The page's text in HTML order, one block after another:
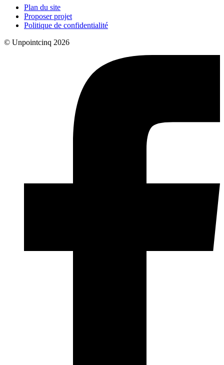
Plan du site
Proposer projet
Politique de confidentialité
© Unpointcinq 2026